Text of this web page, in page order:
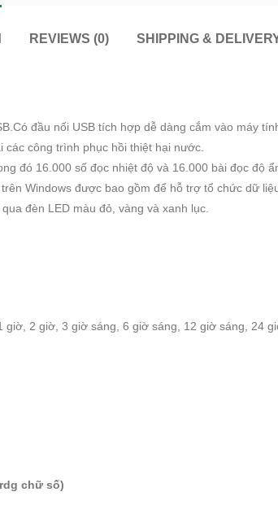
REVIEWS (0) SHIPPING &
đầu nối USB tích hợp dễ dàng cắm vào máy
công trình phục hồi thiệt hại nước.
đó 16.000 số đọc nhiệt độ và 16.000 bài đọc độ
Windows được bao gồm để hỗ trợ tổ chức dữ
đèn LED màu đỏ, vàng và xanh lục.
giờ, 2 giờ, 3 giờ sáng, 6 giờ sáng, 12 giờ sáng, 24
chữ số)